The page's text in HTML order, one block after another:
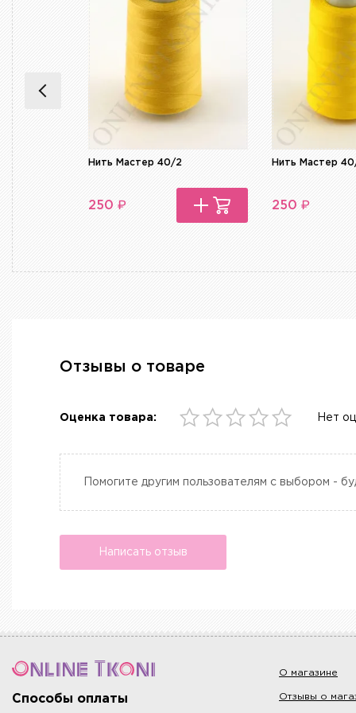
Нить Мастер 40/2
250 ₽
Нить Мастер
250 ₽
Отзывы о товаре
Оценка товара: Нет
Помогите другим пользователям с выбором -
Написать отзыв
Способы оплаты
О магазине
Отзывы о